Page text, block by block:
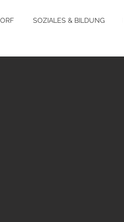
SOZIALES & BILDUNG